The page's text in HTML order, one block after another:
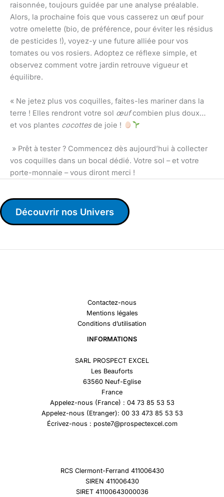
raisonnée, toujours guidée par une analyse préalable.
Alors, la prochaine fois que vous casserez un œuf pour
votre omelette (bio, de préférence, pour éviter les résidus
de pesticides !), voyez-y une future alliée pour vos
tomates ou vos rosiers. Adoptez ce réflexe simple, et
observez comment votre jardin retrouve vigueur et
équilibre.
« Ne jetez plus vos coquilles, faites-les mariner dans la
terre ! Elles rendront votre sol œufcombien plus doux…
et vos plantes cocottesde joie !
» Prêt à tester ? Commencez dès aujourd’hui à collecter
vos coquilles dans un bocal dédié. Votre sol – et votre
porte-monnaie – vous diront merci !
Découvrir nos Univers
Contactez-nous
Mentions légales
Conditions d’utilisation
INFORMATIONS
SARL PROSPECT EXCEL
Les Beauforts
63560 Neuf-Eglise
France
Appelez-nous (France) : 04 73 85 53 53
Appelez-nous (Etranger): 00 33 473 85 53 53
Écrivez-nous : poste7@prospectexcel.com
RCS Clermont-Ferrand 411006430
SIREN 411006430
SIRET 41100643000036